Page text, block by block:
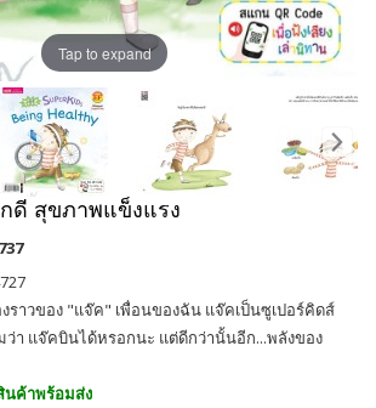
Tap to expand
ดี สุขภาพแข็งแรง
งราวของ "แจ๊ค" เพื่อนของฉัน แจ๊คเป็นซูเปอร์คิดส์
า แจ๊คบินได้หรอกนะ แต่ดีกว่านั้นอีก...พลังของ
นค้าพร้อมส่ง